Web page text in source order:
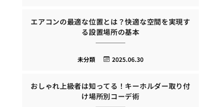
エアコンの最適な位置とは？快適な空間を実現す
る設置場所の基本
2025.06.30
未分類
おしゃれ上級者は知ってる！キーホルダー取り付
け場所別コーデ術